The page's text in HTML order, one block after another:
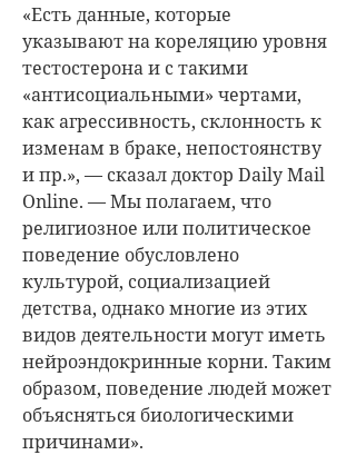
«Есть данные, которые
указывают на кореляцию уровня
тестостерона и с такими
«антисоциальными» чертами,
как агрессивность, склонность к
изменам в браке, непостоянству
и пр.», — сказал доктор Daily Mail
Online. — Мы полагаем, что
религиозное или политическое
поведение обусловлено
культурой, социализацией
детства, однако многие из этих
видов деятельности могут иметь
нейроэндокринные корни. Таким
образом, поведение людей может
объясняться биологическими
причинами».